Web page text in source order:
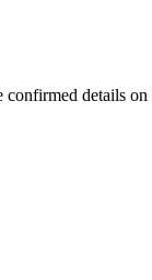
details